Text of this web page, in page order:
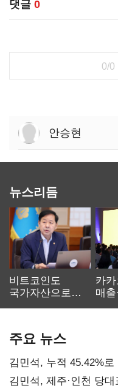
댓글 0
0/0
안승현
뉴스리듬
비트코인도
국가자산으로…'
카
매
주요 뉴스
김민석, 누적 45.42%
0.86%p(2보)
김민석, 제주·인천 당